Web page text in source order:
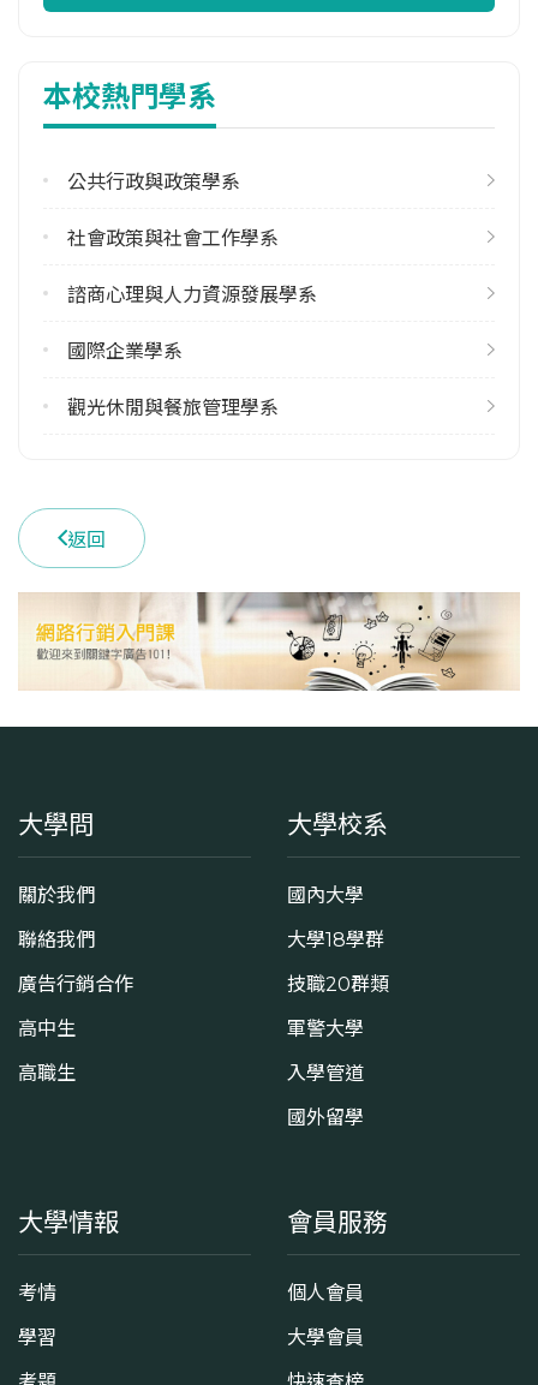
113學年度上學期
113學年度下學期
2
雙主修人數
5
113學年度下學期
(049)2910960 #4180
本校熱門學系
公共行政與政策學系
社會政策與社會工作學系
諮商心理與人力資源發展學系
國際企業學系
觀光休閒與餐旅管理學系
返回
大學問
關於我們
聯絡我們
廣告行銷合作
高中生
高職生
大學校系
國內大學
大學18學群
技職20群類
軍警大學
入學管道
國外留學
大學情報
考情
學習
會員服務
個人會員
大學會員